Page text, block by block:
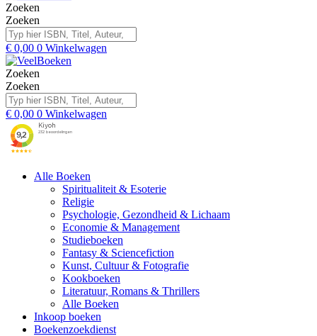
Zoeken
Zoeken
€ 0,00 0 Winkelwagen
Zoeken
Zoeken
€ 0,00 0 Winkelwagen
Alle Boeken
Spiritualiteit & Esoterie
Religie
Psychologie, Gezondheid & Lichaam
Economie & Management
Studieboeken
Fantasy & Sciencefiction
Kunst, Cultuur & Fotografie
Kookboeken
Literatuur, Romans & Thrillers
Alle Boeken
Inkoop boeken
Boekenzoekdienst